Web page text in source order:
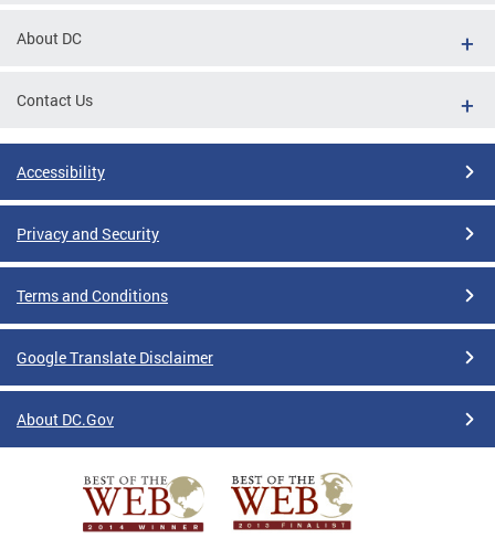
About DC
Contact Us
Accessibility
Privacy and Security
Terms and Conditions
Google Translate Disclaimer
About DC.Gov